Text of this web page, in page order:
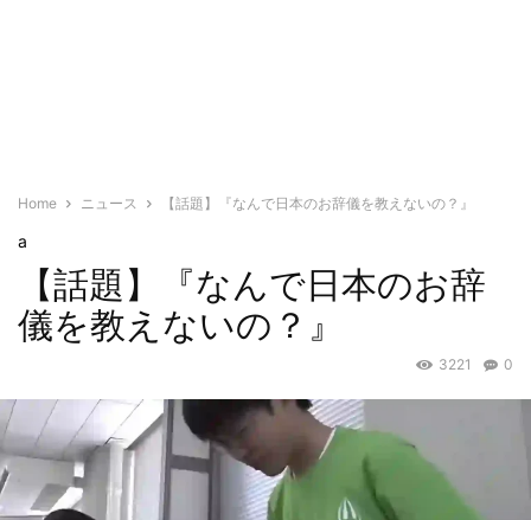
Home ニュース 【話題】『なんで日本のお辞儀を教えないの？』
a
【話題】『なんで日本のお辞
儀を教えないの？』
0
3221